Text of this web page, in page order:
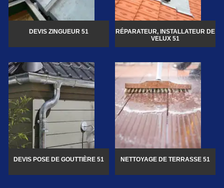
DEVIS ZINGUEUR 51
RÉPARATEUR, INSTALLATEUR DE
VELUX 51
DEVIS POSE DE GOUTTIÈRE 51 NETTOYAGE DE TERRASSE 51